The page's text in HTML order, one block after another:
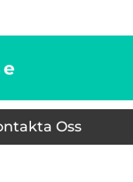
Oss